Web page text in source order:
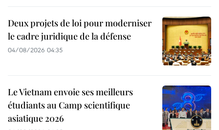
Deux projets de loi pour moderniser
le cadre juridique de la défense
04/08/2026 04:35
Le Vietnam envoie ses meilleurs
étudiants au Camp scientifique
asiatique 2026